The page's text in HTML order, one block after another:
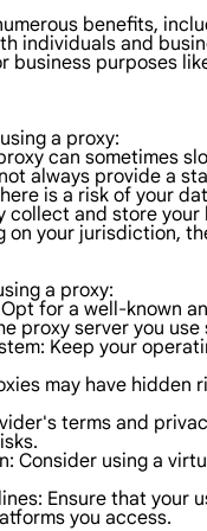
benefits,
individuals and
purposes
a proxy:
can sometimes
always provide a
is a risk of your
collect and store
on your jurisdiction,
a proxy:
for a well-known
proxy server you
Keep your
may have
terms and
Consider using a
Ensure that
you access.